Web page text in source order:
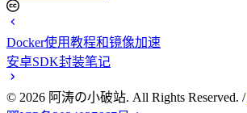
Docker使用教程和镜像加速
安卓SDK封装笔记
© 2026 阿涛の小破站. All Rights Reserved. /